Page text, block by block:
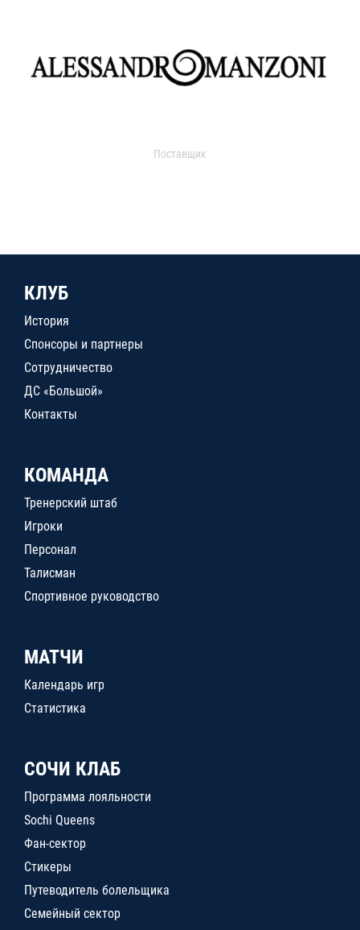
Поставщик
КЛУБ
История
Спонсоры и партнеры
Сотрудничество
ДС «Большой»
Контакты
КОМАНДА
Тренерский штаб
Игроки
Персонал
Талисман
Спортивное руководство
МАТЧИ
Календарь игр
Статистика
СОЧИ КЛАБ
Программа лояльности
Sochi Queens
Фан-сектор
Стикеры
Путеводитель болельщика
Семейный сектор